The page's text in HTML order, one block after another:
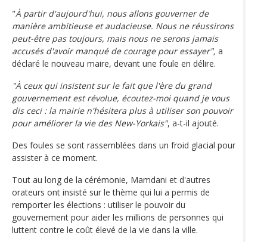
"À partir d'aujourd'hui, nous allons gouverner de
manière ambitieuse et audacieuse. Nous ne réussirons
peut-être pas toujours, mais nous ne serons jamais
accusés d'avoir manqué de courage pour essayer", a
déclaré le nouveau maire, devant une foule en délire.
"À ceux qui insistent sur le fait que l'ère du grand
gouvernement est révolue, écoutez-moi quand je vous
dis ceci : la mairie n'hésitera plus à utiliser son pouvoir
pour améliorer la vie des New-Yorkais", a-t-il ajouté.
Des foules se sont rassemblées dans un froid glacial pour
assister à ce moment.
Tout au long de la cérémonie, Mamdani et d'autres
orateurs ont insisté sur le thème qui lui a permis de
remporter les élections : utiliser le pouvoir du
gouvernement pour aider les millions de personnes qui
luttent contre le coût élevé de la vie dans la ville.